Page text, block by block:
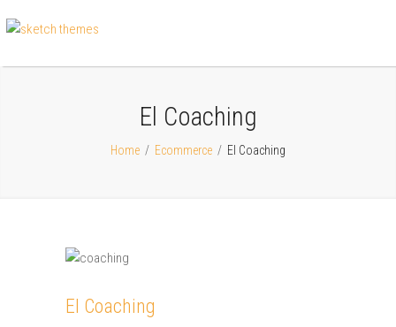
El Coaching
Home / Ecommerce / El Coaching
El Coaching